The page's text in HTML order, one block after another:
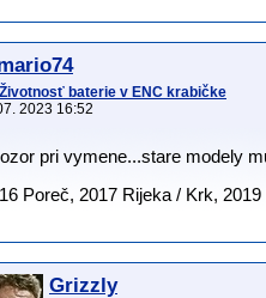
baterie v ENC krabičke
2023 16:52
pri vymene...stare modely
Poreč, 2017 Rijeka / Krk,
Grizzly